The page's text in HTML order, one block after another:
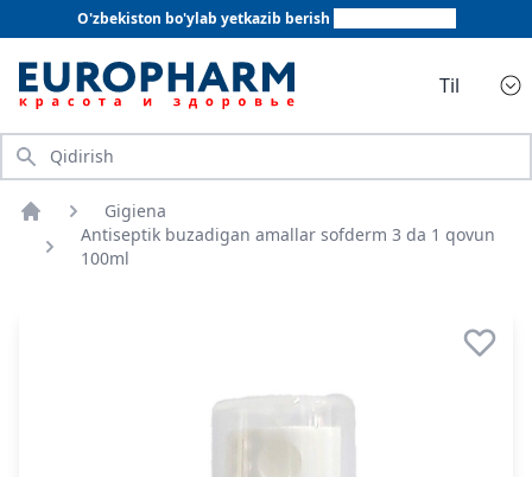
O'zbekiston bo'ylab yetkazib berish
Til
Qidirish
Bosh sahifa
Gigiena
Antiseptik buzadigan amallar sofderm 3 da 1 qovun
100ml